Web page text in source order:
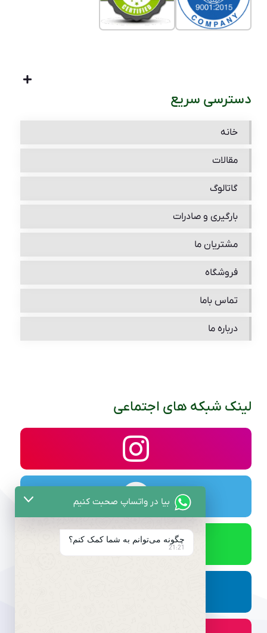
دسترسی سریع
خانه
مقالات
گاتالوگ
بارگیری و صادرات
مشتریان ما
فروشگاه
تماس باما
درباره ما
لینک شبکه های اجتماعی
بیا در واتساپ صحبت کنیم
چگونه می‌توانم به شما کمک کنم؟
21:21